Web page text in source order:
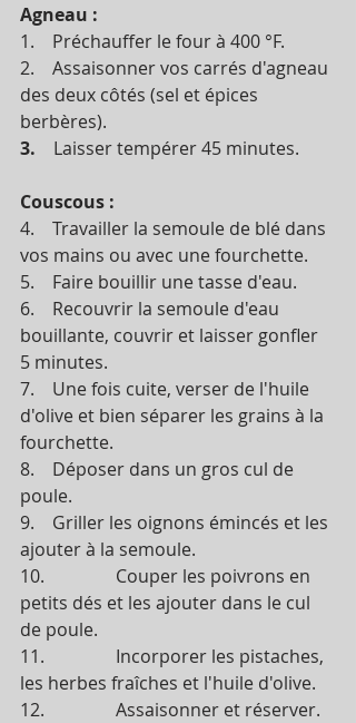
Agneau :
1.    Préchauffer le four à 400 °F.
2.    Assaisonner vos carrés d'agneau
des deux côtés (sel et épices
berbères).
3. Laisser tempérer 45 minutes.
Couscous :
4.    Travailler la semoule de blé dans
vos mains ou avec une fourchette.
5.    Faire bouillir une tasse d'eau.
6.    Recouvrir la semoule d'eau
bouillante, couvrir et laisser gonfler
5 minutes.
7.    Une fois cuite, verser de l'huile
d'olive et bien séparer les grains à la
fourchette.
8.    Déposer dans un gros cul de
poule.
9.    Griller les oignons émincés et les
ajouter à la semoule.
10.                Couper les poivrons en
petits dés et les ajouter dans le cul
de poule.
11.                Incorporer les pistaches,
les herbes fraîches et l'huile d'olive.
12.                Assaisonner et réserver.